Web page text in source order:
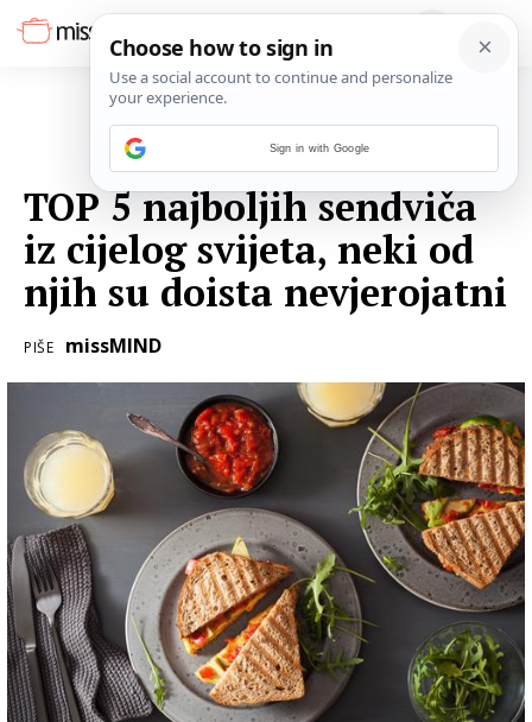
TOP 5 najboljih sendviča
iz cijelog svijeta, neki od
njih su doista nevjerojatni
PIŠE missMIND
Sign in with Google